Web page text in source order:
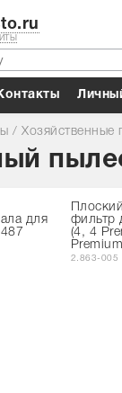
/Хозяйственные
для
фильтр
(4, 4
2.863-005